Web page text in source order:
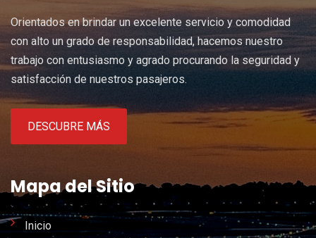
Orientados en brindar un excelente servicio y comodidad
con alto un grado de responsabilidad, hacemos nuestro
trabajo con entusiasmo y agrado procurando la seguridad y
satisfacción de nuestros pasajeros.
DESCUBRE MÁS
Mapa del Sitio
Inicio